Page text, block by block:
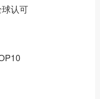
认可